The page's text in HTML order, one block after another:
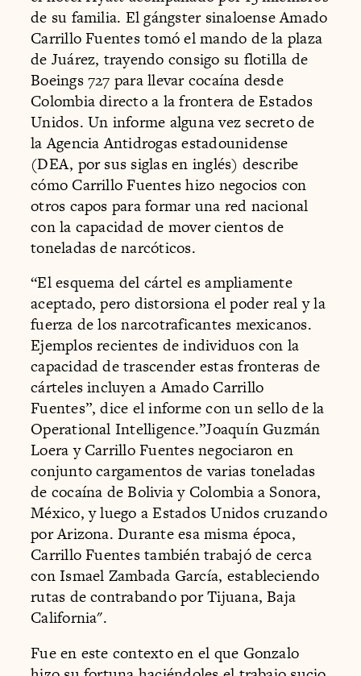
de su familia. El gángster sinaloense Amado
Carrillo Fuentes tomó el mando de la plaza
de Juárez, trayendo consigo su flotilla de
Boeings 727 para llevar cocaína desde
Colombia directo a la frontera de Estados
Unidos. Un informe alguna vez secreto de
la Agencia Antidrogas estadounidense
(DEA, por sus siglas en inglés) describe
cómo Carrillo Fuentes hizo negocios con
otros capos para formar una red nacional
con la capacidad de mover cientos de
toneladas de narcóticos.
“El esquema del cártel es ampliamente
aceptado, pero distorsiona el poder real y la
fuerza de los narcotraficantes mexicanos.
Ejemplos recientes de individuos con la
capacidad de trascender estas fronteras de
cárteles incluyen a Amado Carrillo
Fuentes”, dice el informe con un sello de la
Operational Intelligence.”Joaquín Guzmán
Loera y Carrillo Fuentes negociaron en
conjunto cargamentos de varias toneladas
de cocaína de Bolivia y Colombia a Sonora,
México, y luego a Estados Unidos cruzando
por Arizona. Durante esa misma época,
Carrillo Fuentes también trabajó de cerca
con Ismael Zambada García, estableciendo
rutas de contrabando por Tijuana, Baja
California".
Fue en este contexto en el que Gonzalo